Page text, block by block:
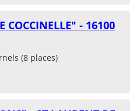
COCCINELLE" - 16100
(8 places)